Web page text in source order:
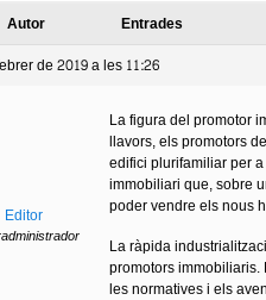
Autor
Entrades
de 2019 a les 11:26
Editor
La figura del promotor
llavors, els promotors
edifici plurifamiliar per
immobiliari que, sobre
poder vendre els nous
La ràpida
promotors immobiliaris.
les normatives i els